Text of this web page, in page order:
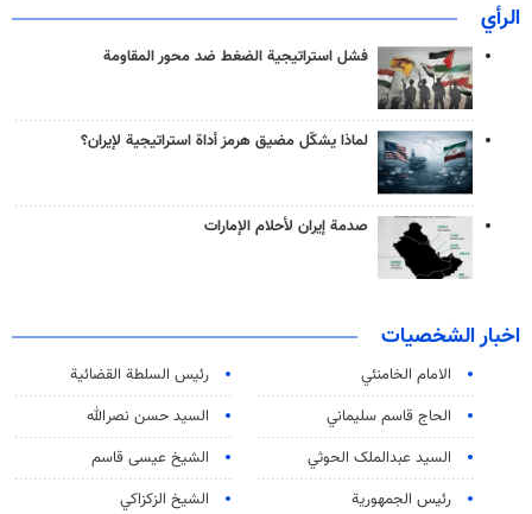
الرأي
فشل استراتيجية الضغط ضد محور المقاومة
لماذا يشكّل مضيق هرمز أداة استراتيجية لإيران؟
صدمة إيران لأحلام الإمارات
اخبار الشخصيات
الامام الخامنئي
رئیس السلطة القضائیة
الحاج قاسم سليماني
السيد حسن نصرالله
السید عبدالملک الحوثي
الشيخ عيسى قاسم
رئيس الجمهورية
الشيخ الزكزاكي